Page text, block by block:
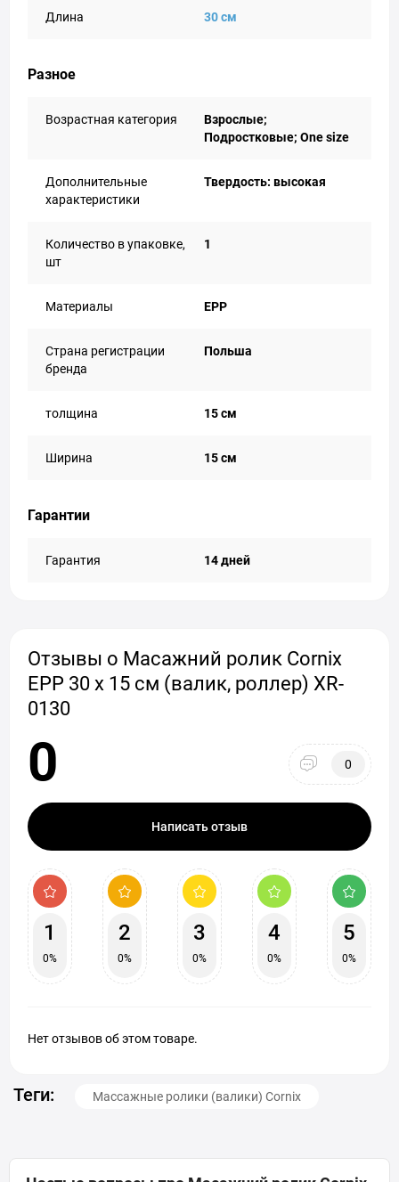
Длина 30 см
Разное
Возрастная категория
Взрослые;
Подростковые; One size
Дополнительные
характеристики
Твердость: высокая
Количество в упаковке,
шт
1
Материалы EPP
Страна регистрации
бренда
Польша
толщина 15 см
Ширина 15 см
Гарантии
Гарантия 14 дней
Отзывы о Масажний ролик Cornix
EPP 30 x 15 см (валик, роллер) XR-
0130
0 0
Написать отзыв
1
0%
2
0%
3
0%
4
0%
5
0%
Нет отзывов об этом товаре.
Теги: Массажные ролики (валики) Cornix